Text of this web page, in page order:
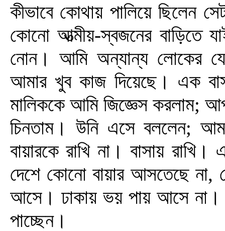
কীভাবে কোথায় পালিয়ে ছিলেন
কোনো আত্মীয়-স্বজনের বাড়িতে
নোন। আমি অন্যান্য লোকের
আমার খুব কাজ দিয়েছে। এক
মালিককে আমি জিজ্ঞেস করলাম;
চিনতাম। উনি এসে বললেন;
বায়ারকে রাখি না। বাসায়
দেশে কোনো বায়ার আসতেছে না,
আসে। ঢাকায় ভয় পায় আসে না।
পাচ্ছেন।